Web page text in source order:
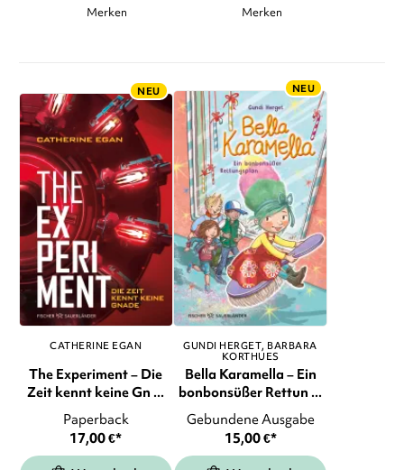
Merken Merken
NEU
CATHERINE EGAN
The Experiment – Die
Zeit kennt keine Gn ...
Paperback
17,00€*
NEU
GUNDI HERGET BARBARA
KORTHUES
Bella Karamella – Ein
bonbonsüßer Rettun ...
Gebundene Ausgabe
15,00€*